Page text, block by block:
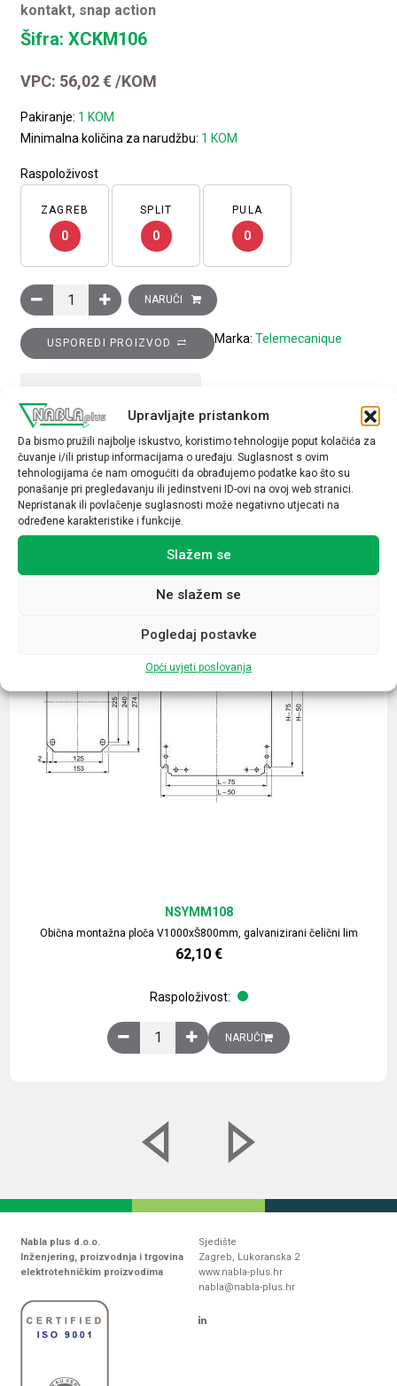
Upravljajte pristankom
Da bismo pružili najbolje iskustvo, koristimo tehnologije poput kolačića za
čuvanje i/ili pristup informacijama o uređaju. Suglasnost s ovim
tehnologijama će nam omogućiti da obrađujemo podatke kao što su
ponašanje pri pregledavanju ili jedinstveni ID-ovi na ovoj web stranici.
Nepristanak ili povlačenje suglasnosti može negativno utjecati na
određene karakteristike i funkcije.
Slažem se
Ne slažem se
Pogledaj postavke
Opći uvjeti poslovanja
kontakt, snap action
Šifra: XCKM106
VPC: 56,02€ /KOM
Pakiranje: 1 KOM
Minimalna količina za narudžbu: 1 KOM
Raspoloživost
ZAGREB
0
SPLIT
0
PULA
0
Krajnja sklopka XCKJ, s mačjim repom, 1R+1M kontakt, snap
NARUČI
USPOREDI PROIZVOD Marka: Telemecanique
Povezani proizvodi
Obična montažna ploča V1000xŠ800mm, galvanizirani čelični lim
NSYMM108
62,10 €
Raspoloživost:
Obična montažna ploča V1000xŠ800mm,
NARUČI
Nabla plus d.o.o.
Inženjering, proizvodnja i trgovina
elektrotehničkim proizvodima
Sjedište
Zagreb, Lukoranska 2
www.nabla-plus.hr
nabla@nabla-plus.hr